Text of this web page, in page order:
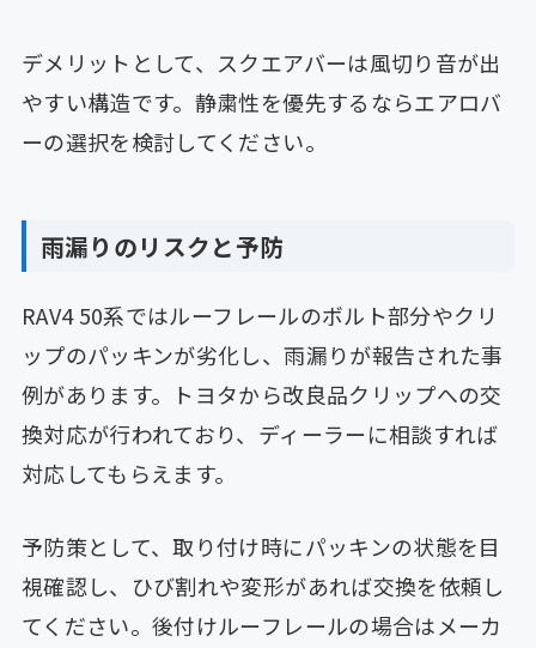
デメリットとして、スクエアバーは風切り音が出
やすい構造です。静粛性を優先するならエアロバ
ーの選択を検討してください。
雨漏りのリスクと予防
RAV4 50系ではルーフレールのボルト部分やクリ
ップのパッキンが劣化し、雨漏りが報告された事
例があります。トヨタから改良品クリップへの交
換対応が行われており、ディーラーに相談すれば
対応してもらえます。
予防策として、取り付け時にパッキンの状態を目
視確認し、ひび割れや変形があれば交換を依頼し
てください。後付けルーフレールの場合はメーカ